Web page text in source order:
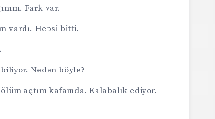
Fark var.
vardı. Hepsi bitti.
Neden böyle?
açtım kafamda. Kalabalık ediyor.